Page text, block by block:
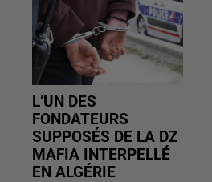
L’UN DES
FONDATEURS
SUPPOSÉS DE LA DZ
MAFIA INTERPELLÉ
EN ALGÉRIE